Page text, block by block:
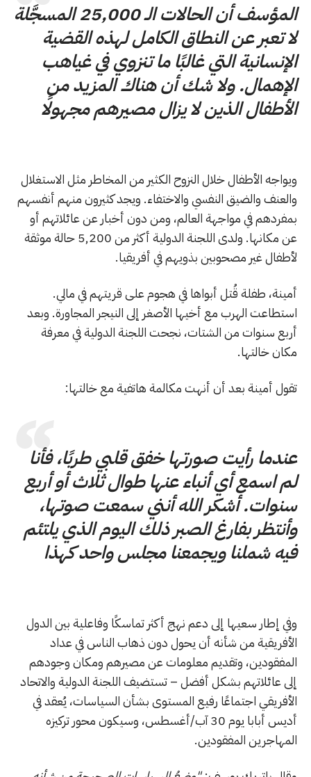
المؤسف أن الحالات الـ 25,000 المسجَّلة
لا تعبر عن النطاق الكامل لهذه القضية
الإنسانية التي غالبًا ما تنزوي في غياهب
الإهمال. ولا شك أن هناك المزيد من
الأطفال الذين لا يزال مصيرهم مجهولًا
ويواجه الأطفال خلال النزوح الكثير من المخاطر مثل الاستغلال
والعنف والضيق النفسي والاختفاء. ويجد كثيرون منهم أنفسهم
بمفردهم في مواجهة العالم، ومن دون أخبار عن عائلاتهم أو
عن مكانها. ولدى اللجنة الدولية أكثر من 5,200 حالة موثقة
لأطفال غير مصحوبين بذويهم في أفريقيا.
أمينة، طفلة قُتل أبواها في هجوم على قريتهم في مالي.
استطاعت الهرب مع أخيها الأصغر إلى النيجر المجاورة. وبعد
أربع سنوات من الشتات، نجحت اللجنة الدولية في معرفة
مكان خالتها.
تقول أمينة بعد أن أنهت مكالمة هاتفية مع خالتها:
عندما رأيت صورتها خفق قلبي طربًا، فأنا
لم اسمع أي أنباء عنها طوال ثلاث أو أربع
سنوات. أشكر الله أنني سمعت صوتها،
وأنتظر بفارغ الصبر ذلك اليوم الذي يلتئم
فيه شملنا ويجمعنا مجلس واحد كهذا
وفي إطار سعيها إلى دعم نهج أكثر تماسكًا وفاعلية بين الدول
الأفريقية من شأنه أن يحول دون ذهاب الناس في عداد
المفقودين، وتقديم معلومات عن مصيرهم ومكان وجودهم
إلى عائلاتهم بشكل أفضل – تستضيف اللجنة الدولية والاتحاد
الأفريقي اجتماعًا رفيع المستوى بشأن السياسات، يُعقد في
أديس أبابا يوم 30 آب/أغسطس، وسيكون محور تركيزه
المهاجرين المفقودين.